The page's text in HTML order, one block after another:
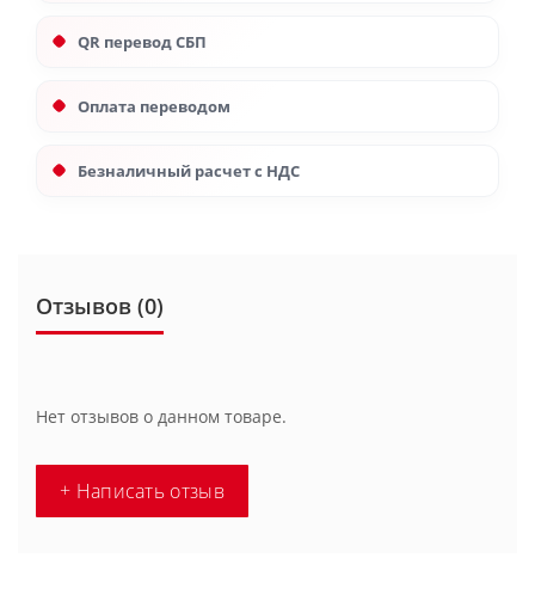
QR перевод СБП
Оплата переводом
Безналичный расчет с НДС
Отзывов (0)
Нет отзывов о данном товаре.
+ Написать отзыв